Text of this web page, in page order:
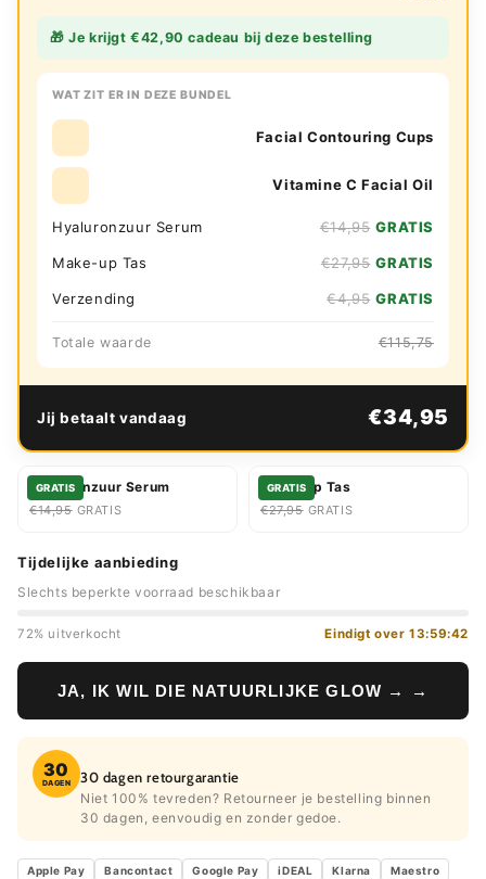
🎁 Je krijgt €42,90 cadeau bij deze bestelling
WAT ZIT ER IN DEZE BUNDEL
Facial Contouring Cups
Vitamine C Facial Oil
Hyaluronzuur Serum €14,95 GRATIS
Make-up Tas €27,95 GRATIS
Verzending €4,95 GRATIS
Totale waarde €115,75
Jij betaalt vandaag €34,95
GRATIS
Hyaluronzuur Serum
€14,95 GRATIS
GRATIS
Make-up Tas
€27,95 GRATIS
Tijdelijke aanbieding
Slechts beperkte voorraad beschikbaar
72% uitverkocht Eindigt over13:59:41
JA, IK WIL DIE NATUURLIJKE GLOW → →
30
DAGEN 30 dagen retourgarantie
Niet 100% tevreden? Retourneer je bestelling binnen
30 dagen, eenvoudig en zonder gedoe.
Apple Pay Bancontact Google Pay iDEAL Klarna
Maestro